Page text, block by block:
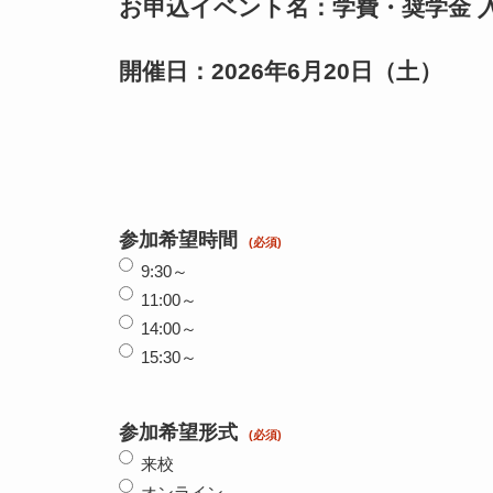
お申込イベント名：学費・奨学金
開催日：2026年6月20日（土）
参加希望時間
9:30～
11:00～
14:00～
15:30～
参加希望形式
来校